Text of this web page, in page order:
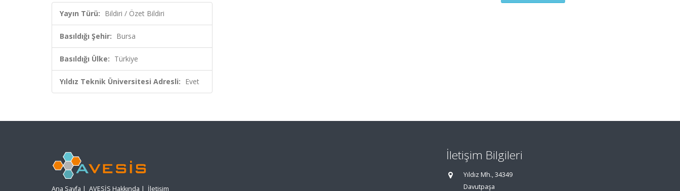
Yayın Türü: Bildiri / Özet Bildiri
Basıldığı Şehir: Bursa
Basıldığı Ülke: Türkiye
Yıldız Teknik Üniversitesi Adresli: Evet
Ana Sayfa | AVESİS Hakkında | İletişim
İletişim Bilgileri
Yıldız Mh., 34349
Davutpaşa